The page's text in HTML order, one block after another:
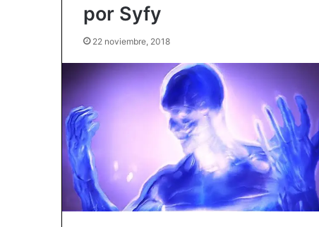
por Syfy
22 noviembre, 2018